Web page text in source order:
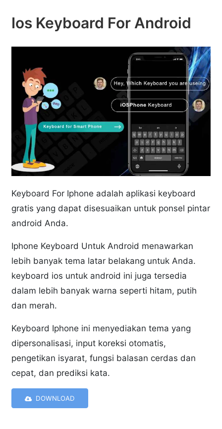
Ios Keyboard For Android
Keyboard For Iphone adalah aplikasi keyboard
gratis yang dapat disesuaikan untuk ponsel pintar
android Anda.
Iphone Keyboard Untuk Android menawarkan
lebih banyak tema latar belakang untuk Anda.
keyboard ios untuk android ini juga tersedia
dalam lebih banyak warna seperti hitam, putih
dan merah.
Keyboard Iphone ini menyediakan tema yang
dipersonalisasi, input koreksi otomatis,
pengetikan isyarat, fungsi balasan cerdas dan
cepat, dan prediksi kata.
DOWNLOAD